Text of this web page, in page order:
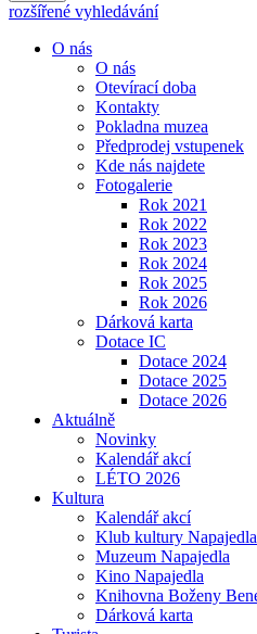
rozšířené vyhledávání
O nás
O nás
Otevírací doba
Kontakty
Pokladna muzea
Předprodej vstupenek
Kde nás najdete
Fotogalerie
Rok 2021
Rok 2022
Rok 2023
Rok 2024
Rok 2025
Rok 2026
Dárková karta
Dotace IC
Dotace 2024
Dotace 2025
Dotace 2026
Aktuálně
Novinky
Kalendář akcí
LÉTO 2026
Kultura
Kalendář akcí
Klub kultury Napajedla
Muzeum Napajedla
Kino Napajedla
Knihovna Boženy
Dárková karta